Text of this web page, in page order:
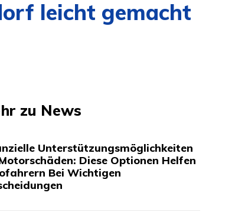
leicht gemacht
zu News
Unterstützungsmöglichkeiten
Diese Optionen Helfen
Bei Wichtigen